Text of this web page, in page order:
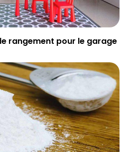
rangement pour le garage